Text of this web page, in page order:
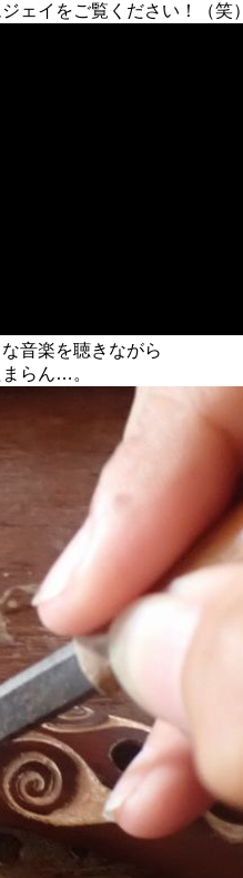
ェイをご覧ください！（笑）
音楽を聴きながら
らん…。